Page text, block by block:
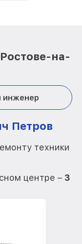
на-
инженер
Петров
техники
центре – 3